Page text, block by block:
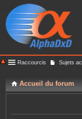
Raccourcis Sujets
Accueil du forum